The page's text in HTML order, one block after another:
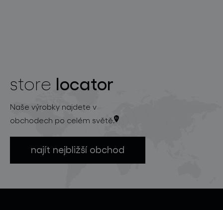
store locator
Naše výrobky najdete v
obchodech po celém světě.
najít nejbližší obchod